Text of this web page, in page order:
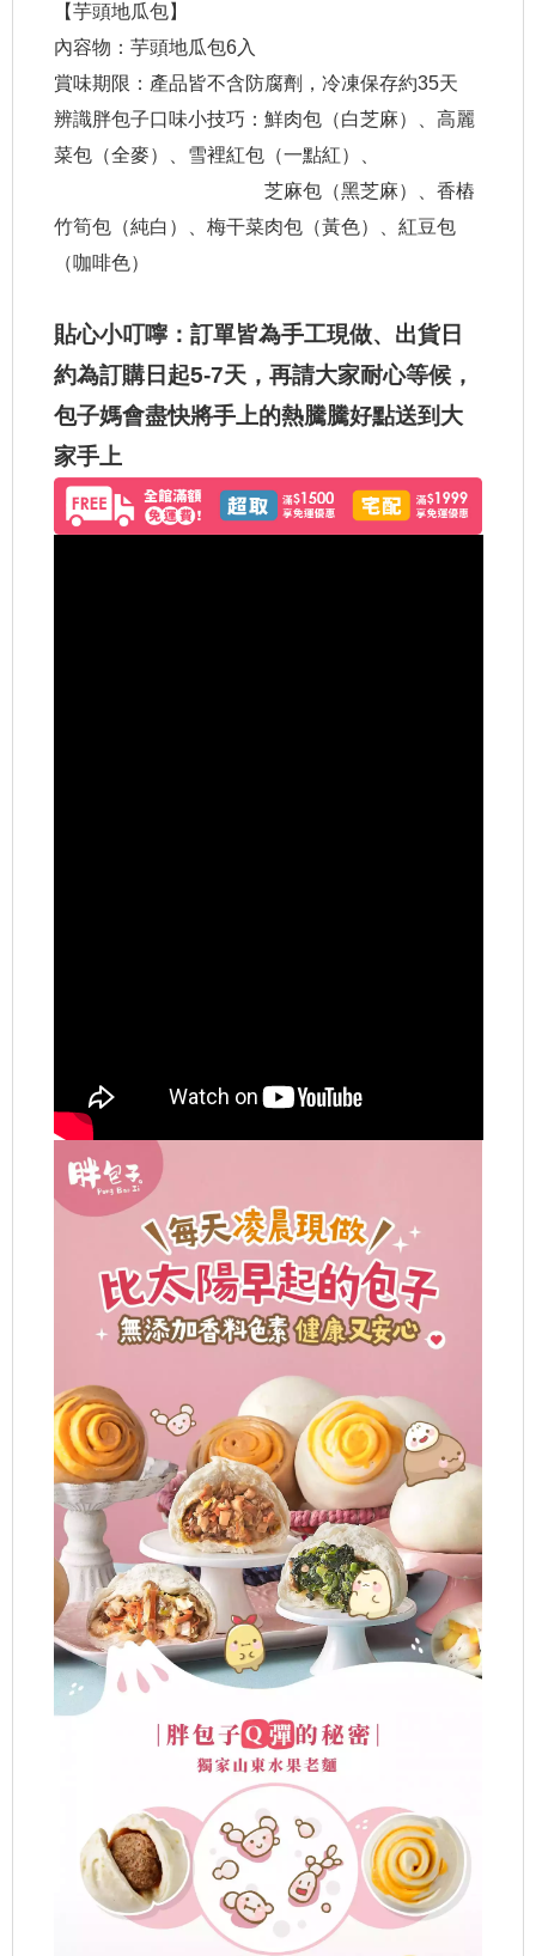
【芋頭地瓜包】
內容物：芋頭地瓜包6入
賞味期限：產品皆不含防腐劑，冷凍保存約35天
辨識胖包子口味小技巧：鮮肉包（白芝麻）、高麗
菜包（全麥）、雪裡紅包（一點紅）、
芝麻包（黑芝麻）、香樁
竹筍包（純白）、梅干菜肉包（黃色）、紅豆包
（咖啡色）
貼心小叮嚀：訂單皆為手工現做、出貨日
約為訂購日起5-7天，再請大家耐心等候，
包子媽會盡快將手上的熱騰騰好點送到大
家手上